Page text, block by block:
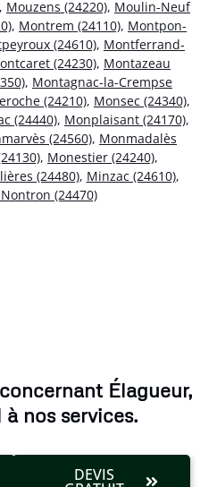
, Mouzens (24220), Moulin-Neuf
, Montrem (24110), Montpon-
(24610), Montferrand-
(24230), Montazeau
, Montagnac-la-Crempse
(24210), Monsec (24340),
(24440), Monplaisant (24170),
(24560), Monmadalès
, Monestier (24240),
(24480), Minzac (24610),
(24470)
Élagueur,
nos services.
DEVIS